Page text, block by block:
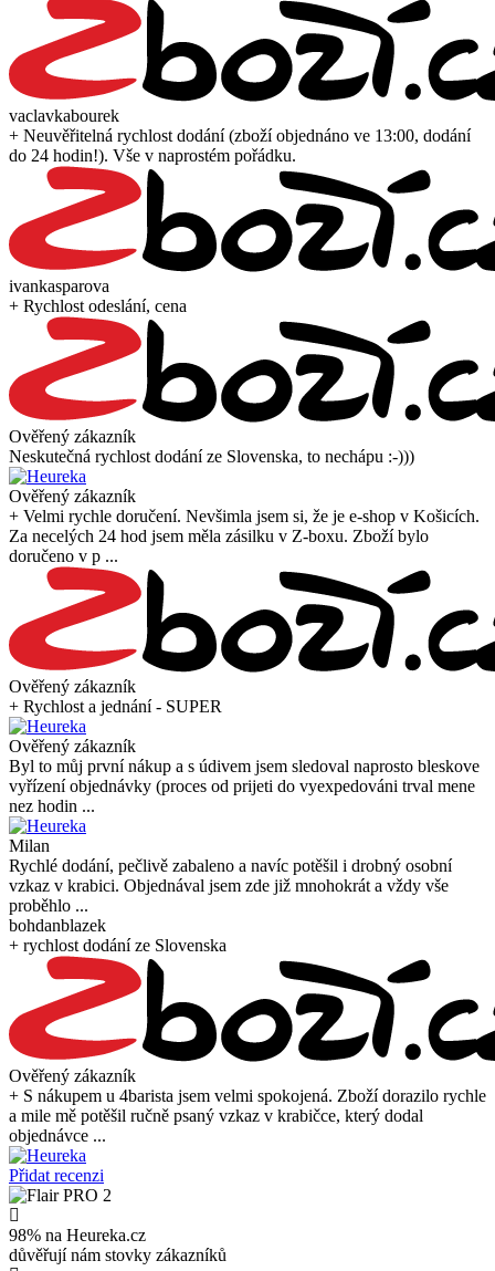
vaclavkabourek
+ Neuvěřitelná rychlost dodání (zboží objednáno ve 13:00, dodání
do 24 hodin!). Vše v naprostém pořádku.
ivankasparova
+ Rychlost odeslání, cena
Ověřený zákazník
Neskutečná rychlost dodání ze Slovenska, to nechápu :-)))
Ověřený zákazník
+ Velmi rychle doručení. Nevšimla jsem si, že je e-shop v Košicích.
Za necelých 24 hod jsem měla zásilku v Z-boxu. Zboží bylo
doručeno v p ...
Ověřený zákazník
+ Rychlost a jednání - SUPER
Ověřený zákazník
Byl to můj první nákup a s údivem jsem sledoval naprosto bleskove
vyřízení objednávky (proces od prijeti do vyexpedováni trval mene
nez hodin ...
Milan
Rychlé dodání, pečlivě zabaleno a navíc potěšil i drobný osobní
vzkaz v krabici. Objednával jsem zde již mnohokrát a vždy vše
proběhlo ...
bohdanblazek
+ rychlost dodání ze Slovenska
Ověřený zákazník
+ S nákupem u 4barista jsem velmi spokojená. Zboží dorazilo rychle
a mile mě potěšil ručně psaný vzkaz v krabičce, který dodal
objednávce ...
Přidat recenzi
98% na Heureka.cz
důvěřují nám stovky zákazníků